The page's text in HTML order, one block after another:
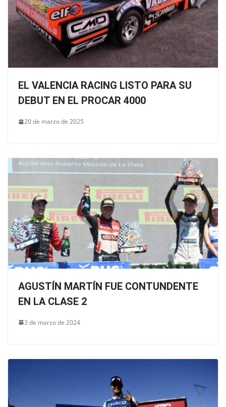
EL VALENCIA RACING LISTO PARA SU
DEBUT EN EL PROCAR 4000
20 de marzo de 2025
AGUSTÍN MARTÍN FUE CONTUNDENTE
EN LA CLASE 2
3 de marzo de 2024